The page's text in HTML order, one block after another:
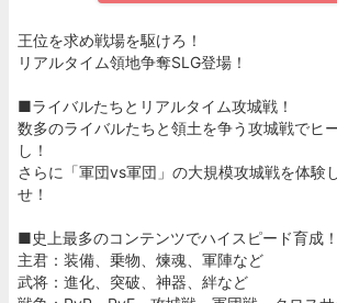
王位を求め戦場を駆けろ！
リアルタイム領地争奪SLG登場！
■ライバルたちとリアルタイム攻城戦！
数多のライバルたちと領土を争う攻城戦でヒ
し！
さらに「軍団vs軍団」の大規模攻城戦を体験
せ！
■史上最多のコンテンツでハイスピード育成！
主君：装備、乗物、煉魂、軍陣など
武将：進化、突破、神器、絆など